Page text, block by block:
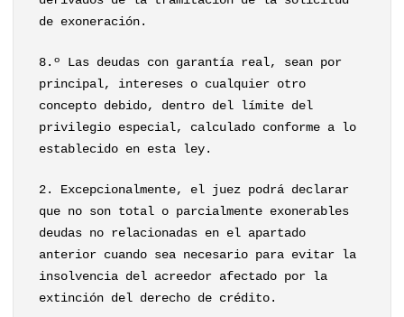
de exoneración.
8.º Las deudas con garantía real, sean por
principal, intereses o cualquier otro
concepto debido, dentro del límite del
privilegio especial, calculado conforme a lo
establecido en esta ley.
2. Excepcionalmente, el juez podrá declarar
que no son total o parcialmente exonerables
deudas no relacionadas en el apartado
anterior cuando sea necesario para evitar la
insolvencia del acreedor afectado por la
extinción del derecho de crédito.